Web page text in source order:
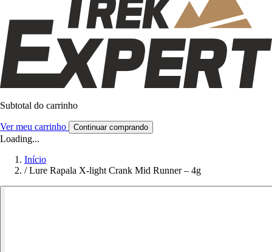
Subtotal do carrinho
Ver meu carrinho Continuar comprando
Loading...
Início
/ Lure Rapala X-light Crank Mid Runner – 4g